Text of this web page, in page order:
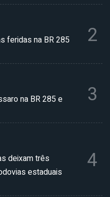
feridas na BR 285
2
na BR 285 e
3
deixam três
estaduais
4